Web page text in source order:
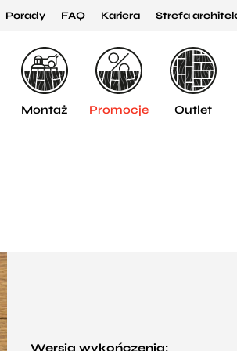
Porady FAQ Kariera Strefa
Montaż Promocje Outlet
Wersja wykończenia: